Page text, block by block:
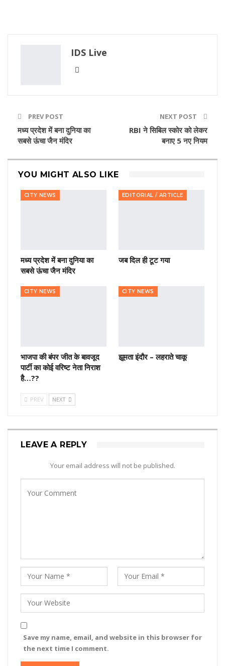
IDS Live
PREV POST
मध्य प्रदेश में बना दुनिया का
सबसे ऊंचा जैन मंदिर
NEXT POST
RBI ने सिबिल स्कोर को लेकर
बनाए 5 नए नियम
YOU MIGHT ALSO LIKE
CITY NEWS
मध्य प्रदेश में बना दुनिया का
सबसे ऊंचा जैन मंदिर
EDITORIAL / ARTICLE
जब दिल ही टूट गया
CITY NEWS
भाजपा की बंपर जीत के बावजूद
पार्टी का कोई वरिष्ट नेता निराश
है…??
CITY NEWS
झूमता इंदौर – लहराते चाकू
PREV NEXT
LEAVE A REPLY
Your email address will not be published.
Save my name, email, and website in this browser for
the next time I comment.